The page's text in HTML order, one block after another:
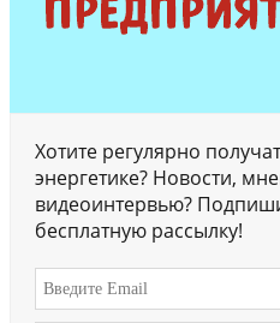
Хотите регулярно
энергетике? Новости,
видеоинтервью?
бесплатную рассылку!